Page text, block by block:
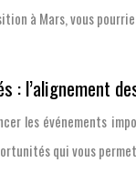
à Mars, vous
: l’alignement
les événements
qui vous